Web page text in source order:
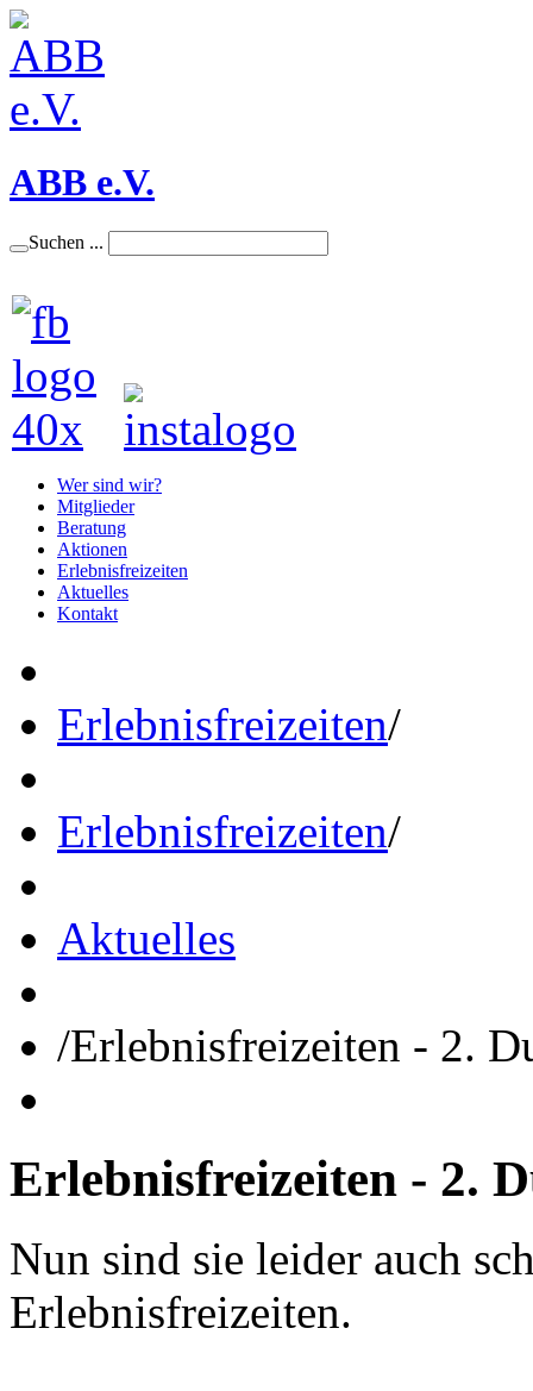
ABB e.V.
Suchen ...
Wer sind wir?
Mitglieder
Beratung
Aktionen
Erlebnisfreizeiten
Aktuelles
Kontakt
Erlebnisfreizeiten/
Erlebnisfreizeiten/
Aktuelles
/Erlebnisfreizeiten - 2.
Erlebnisfreizeiten - 2.
Nun sind sie leider auch
Erlebnisfreizeiten.